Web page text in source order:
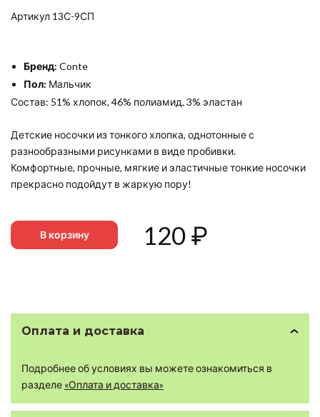
Артикул 13С-9СП
Бренд: Conte
Пол: Мальчик
Состав: 51% хлопок, 46% полиамид, 3% эластан
Детские носочки из тонкого хлопка, однотонные с
разнообразными рисунками в виде пробивки.
Комфортные, прочные, мягкие и эластичные тонкие носочки
прекрасно подойдут в жаркую пору!
В корзину 120₽
Оплата и доставка
Подробнее об условиях вы можете ознакомиться в
разделе «Оплата и доставка»